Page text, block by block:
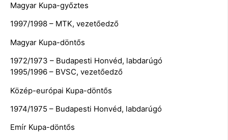
Magyar Kupa-győztes
1997/1998 – MTK, vezetőedző
Magyar Kupa-döntős
1972/1973 – Budapesti Honvéd, labdarúgó
1995/1996 – BVSC, vezetőedző
Közép-európai Kupa-döntős
1974/1975 – Budapesti Honvéd, labdarúgó
Emír Kupa-döntős